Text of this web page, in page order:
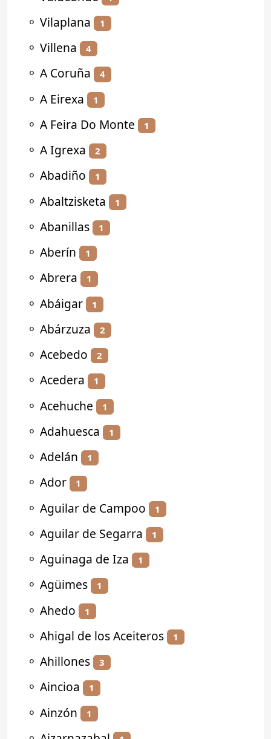
⚬ Vilaplana 1
⚬ Villena 4
⚬ A Coruña 4
⚬ A Eirexa 1
⚬ A Feira Do Monte 1
⚬ A Igrexa 2
⚬ Abadiño 1
⚬ Abaltzisketa 1
⚬ Abanillas 1
⚬ Aberín 1
⚬ Abrera 1
⚬ Abáigar 1
⚬ Abárzuza 2
⚬ Acebedo 2
⚬ Acedera 1
⚬ Acehuche 1
⚬ Adahuesca 1
⚬ Adelán 1
⚬ Ador 1
⚬ Aguilar de Campoo 1
⚬ Aguilar de Segarra 1
⚬ Aguinaga de Iza 1
⚬ Agüimes 1
⚬ Ahedo 1
⚬ Ahigal de los Aceiteros 1
⚬ Ahillones 3
⚬ Aincioa 1
⚬ Ainzón 1